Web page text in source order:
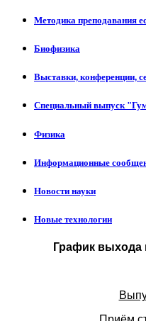
Методика преподавания
Биофизика
Выставки, конференции,
Специальный выпуск
Физика
Информационные
Новости науки
Новые технологии
График выхода